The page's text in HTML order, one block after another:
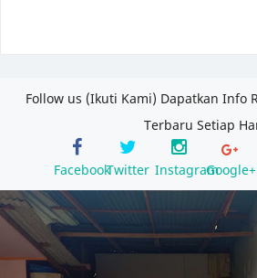
Follow us (Ikuti Kami) Dapatkan Info
Terbaru Setiap
FacebookTwitter InstagramGoogle+